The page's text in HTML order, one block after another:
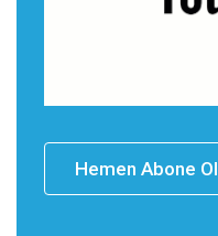
Hemen Abone Ol